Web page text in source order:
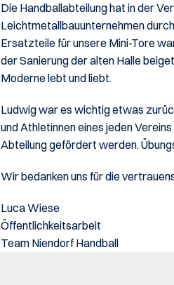
Die Handballabteilung hat in der
Leichtmetallbauunternehmen
Ersatzteile für unsere Mini-Tore
der Sanierung der alten Halle
Moderne lebt und liebt.
Ludwig war es wichtig etwas
und Athletinnen eines jeden
Abteilung gefördert werden.
Wir bedanken uns für die
Luca Wiese
Öffentlichkeitsarbeit
Team Niendorf Handball